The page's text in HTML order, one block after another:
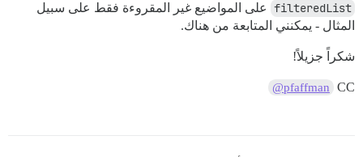
filteredList على المواضيع غير المقروءة فقط على سبيل
المثال - يمكنني المتابعة من هناك.
شكراً جزيلاً!
CC
@pfaffman